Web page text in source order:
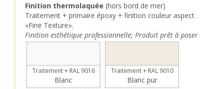
Finition thermolaquée (hors bord de mer)
Traitement + primaire époxy + finition couleur aspect
«Fine Texture».
Finition esthétique professionnelle; Produit prêt à poser
Traitement + RAL 9016
Blanc
Traitement + RAL 9010
Blanc pur